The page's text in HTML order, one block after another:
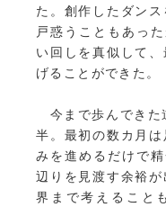
た。創作したダン
戸惑うこともあっ
い回しを真似して
げることができた。
今まで歩んできた
半。最初の数カ月
みを進めるだけで
辺りを見渡す余裕
界まで考えること